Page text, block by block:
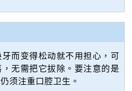
而变得松动就不用担心，可
无需把它拔除。要注意的是
须注重口腔卫生。